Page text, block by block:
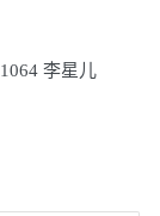
李星儿